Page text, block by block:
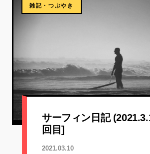
雑記・つぶやき
サーフィン日記
回目]
2021.03.10